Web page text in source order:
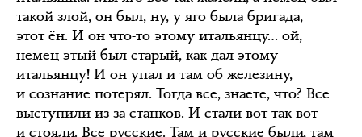
такой злой, он был, ну, у яго была бригада,
этот ён. И он что-то этому итальянцу… ой,
немец этый был старый, как дал этому
итальянцу! И он упал и там об железину,
и сознание потерял. Тогда все, знаете, что? Все
выступили из-за станков. И стали вот так вот
и стояли. Все русские. Там и русские были, там